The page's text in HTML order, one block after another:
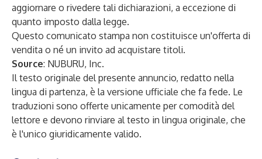
aggiornare o rivedere tali dichiarazioni, a eccezione di
quanto imposto dalla legge.
Questo comunicato stampa non costituisce un'offerta di
vendita o né un invito ad acquistare titoli.
Source: NUBURU, Inc.
Il testo originale del presente annuncio, redatto nella
lingua di partenza, è la versione ufficiale che fa fede. Le
traduzioni sono offerte unicamente per comodità del
lettore e devono rinviare al testo in lingua originale, che
è l'unico giuridicamente valido.